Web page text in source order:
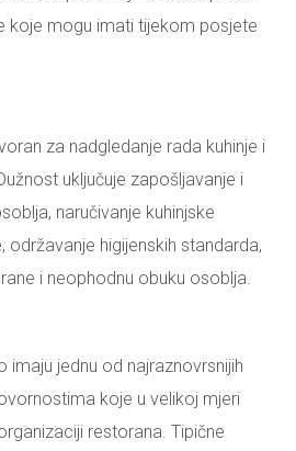
koje mogu imati tijekom posjete
za nadgledanje rada kuhinje i
uključuje zapošljavanje i
naručivanje kuhinjske
održavanje higijenskih standarda,
i neophodnu obuku osoblja.
imaju jednu od najraznovrsnijih
koje u velikoj mjeri
restorana. Tipične